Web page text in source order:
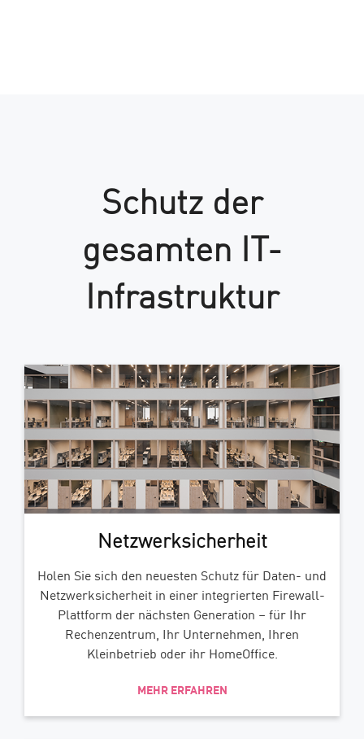
Schutz der
gesamten IT-
Infrastruktur
Netzwerksicherheit
Holen Sie sich den neuesten Schutz für Daten- und
Netzwerksicherheit in einer integrierten Firewall-
Plattform der nächsten Generation – für Ihr
Rechenzentrum, Ihr Unternehmen, Ihren
Kleinbetrieb oder ihr HomeOffice.
MEHR ERFAHREN